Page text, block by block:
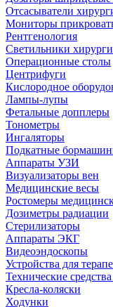
Отсасыватели
Мониторы
Рентгенология
Светильники
Операционные столы
Центрифуги
Кислородное
Лампы-лупы
Фетальные допплеры
Тонометры
Ингаляторы
Подкатные
Аппараты УЗИ
Визуализаторы вен
Медицинские весы
Ростомеры
Дозиметры радиации
Стерилизаторы
Аппараты ЭКГ
Видеоэндоскопы
Устройства для
Технические
Кресла-коляски
Ходунки